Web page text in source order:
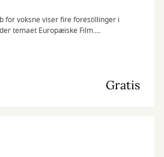
for voksne viser fire forestillinger i
temaet Europæiske Film.
ses på Dalum Bibliotek fra d. 1.
31. juli.
Gratis